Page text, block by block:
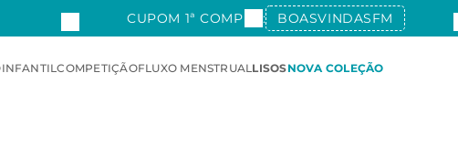
CUPOM 1ª COMPRA: BOASVINDASFM
INFANTILCOMPETIÇÃOFLUXO MENSTRUALLISOSNOVA COLEÇÃO